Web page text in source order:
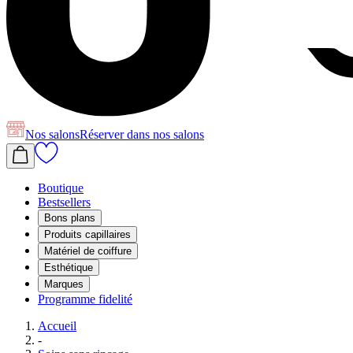
Nos salonsRéserverdans nos salons
Boutique
Bestsellers
Bons plans
Produits capillaires
Matériel de coiffure
Esthétique
Marques
Programme fidelité
Accueil
-